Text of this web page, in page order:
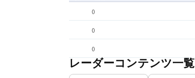
()
()
()
レーダーコンテンツ一覧